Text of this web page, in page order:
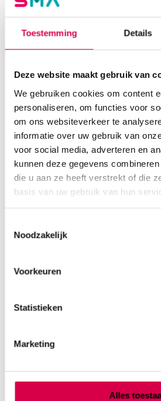
Toestemming Details
Deze website maakt gebruik van
We gebruiken cookies om content
personaliseren, om functies voor
om ons websiteverkeer te
informatie over uw gebruik van
voor social media, adverteren en
kunnen deze gegevens
die u aan ze heeft verstrekt of die
basis van uw gebruik van hun
Noodzakelijk
Voorkeuren
Statistieken
Marketing
Alles
08:30 tot 17:00
Bel Anca
Ook interessant